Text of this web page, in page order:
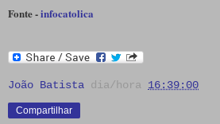
Fonte -infocatolica
João Batista dia/hora 16:39:00
Compartilhar